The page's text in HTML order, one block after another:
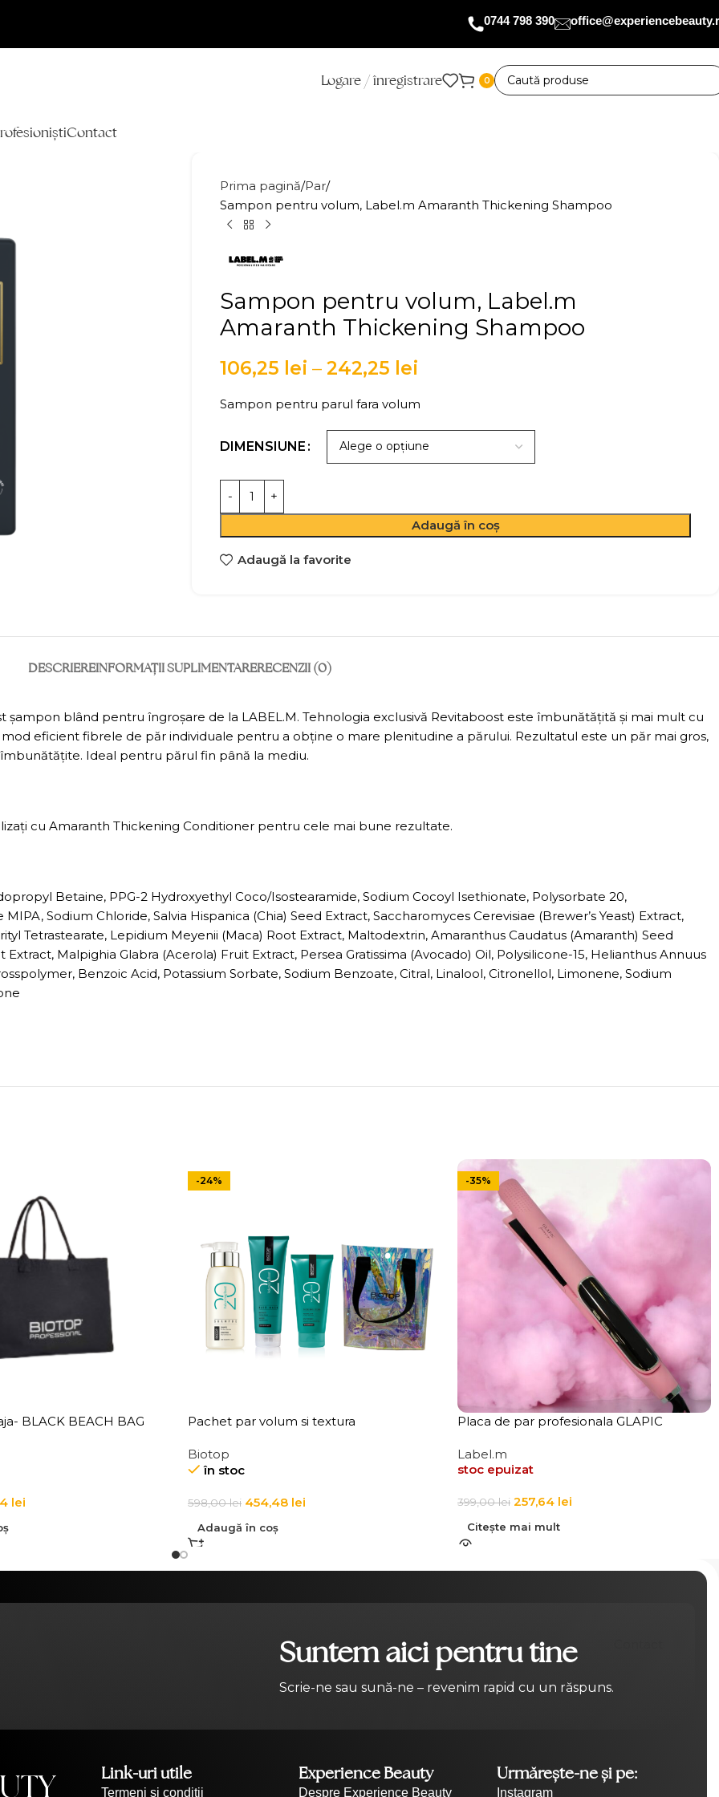
0744 798 390
Logare / înregistrare 0
Contact
Prima pagină Par
Sampon pentru volum, Label.m Amaranth Thickening Shampoo
Sampon pentru volum, Label.m
Amaranth Thickening Shampoo
106,25 lei – 242,25 lei
Sampon pentru parul fara volum
DIMENSIUNE
Adaugă în coș
Adaugă la favorite
DESCRIEREINFORMAȚII SUPLIMENTARERECENZII (0)
blând pentru îngroșare de la LABEL.M. Tehnologia exclusivă Revitaboost este îmbunătățită și mai mult cu
eficient fibrele de păr individuale pentru a obține o mare plenitudine a părului. Rezultatul este un păr mai gros,
Ideal pentru părul fin până la mediu.
cu Amaranth Thickening Conditioner pentru cele mai bune rezultate.
Betaine, PPG-2 Hydroxyethyl Coco/Isostearamide, Sodium Cocoyl Isethionate, Polysorbate 20,
Sodium Chloride, Salvia Hispanica (Chia) Seed Extract, Saccharomyces Cerevisiae (Brewer’s Yeast) Extract,
Tetrastearate, Lepidium Meyenii (Maca) Root Extract, Maltodextrin, Amaranthus Caudatus (Amaranth) Seed
Malpighia Glabra (Acerola) Fruit Extract, Persea Gratissima (Avocado) Oil, Polysilicone-15, Helianthus Annuus
Benzoic Acid, Potassium Sorbate, Sodium Benzoate, Citral, Linalool, Citronellol, Limonene, Sodium
BLACK BEACH BAG
lei
-24%
Pachet par volum si textura
Biotop
în stoc
598,00lei 454,48 lei
Adaugă în coș
-35%
Placa de par profesionala GLAPIC
Label.m
stoc epuizat
399,00lei 257,64 lei
Citește mai mult
Suntem aici pentru tine
Scrie-ne sau sună-ne – revenim rapid cu un răspuns.
Link-uri utile
Termeni și condiții
Experience Beauty
Despre Experience Beauty
Urmărește-ne și pe:
Instagram